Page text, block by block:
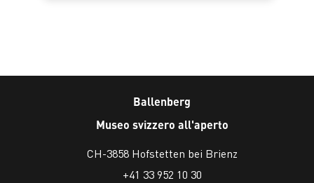
Ballenberg
Museo svizzero all'aperto
CH-3858 Hofstetten bei Brienz
+41 33 952 10 30